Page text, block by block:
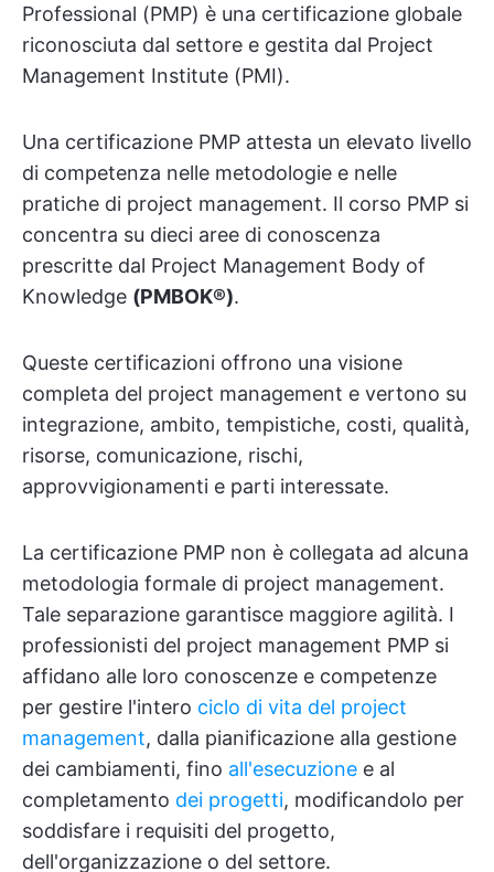
Professional (PMP) è una certificazione globale
riconosciuta dal settore e gestita dal Project
Management Institute (PMI).
Una certificazione PMP attesta un elevato livello
di competenza nelle metodologie e nelle
pratiche di project management. Il corso PMP si
concentra su dieci aree di conoscenza
prescritte dal Project Management Body of
Knowledge (PMBOK®).
Queste certificazioni offrono una visione
completa del project management e vertono su
integrazione, ambito, tempistiche, costi, qualità,
risorse, comunicazione, rischi,
approvvigionamenti e parti interessate.
La certificazione PMP non è collegata ad alcuna
metodologia formale di project management.
Tale separazione garantisce maggiore agilità. I
professionisti del project management PMP si
affidano alle loro conoscenze e competenze
per gestire l'intero ciclo di vita del project
management, dalla pianificazione alla gestione
dei cambiamenti, fino all'esecuzione e al
completamento dei progetti, modificandolo per
soddisfare i requisiti del progetto,
dell'organizzazione o del settore.